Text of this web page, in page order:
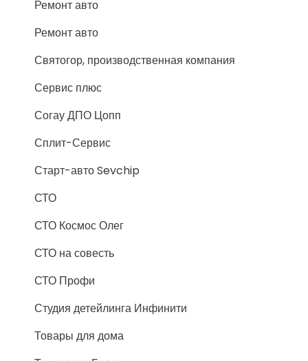
Ремонт авто
Ремонт авто
Святогор, производственная компания
Сервис плюс
Согау ДПО Цопп
Сплит-Сервис
Старт-авто Sevchip
СТО
СТО Космос Олег
СТО на совесть
СТО Профи
Студия детейлинга Инфинити
Товары для дома